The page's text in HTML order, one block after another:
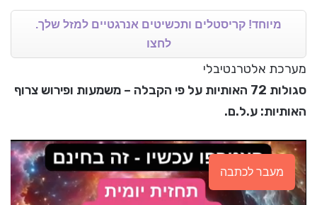
מיוחד! קריסטלים ותכשיטים אנרגטיים למזל שלך.
לחצו
מערכת אלטרנטיבלי
סגולות 72 האותיות על פי הקבלה – משמעות ופירוש צרוף
האותיות: ע.ל.ם.
מעבר לכתבה